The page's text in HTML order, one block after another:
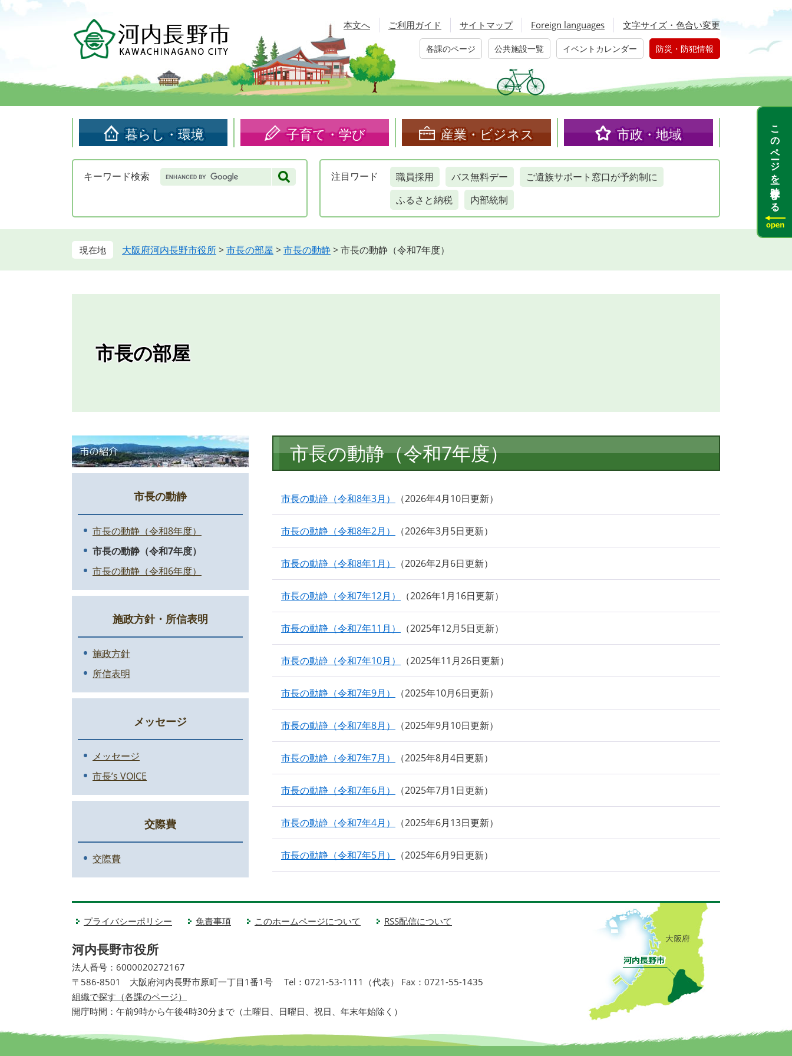
頭
す。
飛
し
本文へ ご利用ガイド サイトマップ Foreign languages 文字サイズ・色合い変更
各課のページ 公共施設一覧 イベントカレンダー 防災・防犯情報
暮らし・環境 子育て・学び 産業・ビジネス 市政・地域
キーワード検索 Google
カ
検
注目 ワード 職員採用 バス無料デー
ご遺族サポート窓口が予約制に
ふるさと納税
内部統制
大阪府河内長野市役所>市長の部屋 >市長の動静>市長の動静（令和7年度）
市長の部屋
文
市長の動静（令和7年度）
市長の動静（令和8年3月） 2026年4月10日更新
市長の動静（令和8年2月） 2026年3月5日更新
市長の動静（令和8年1月） 2026年2月6日更新
市長の動静（令和7年12月） 2026年1月16日更新
市長の動静（令和7年11月） 2025年12月5日更新
市長の動静（令和7年10月） 2025年11月26日更新
市長の動静（令和7年9月） 2025年10月6日更新
市長の動静（令和7年8月） 2025年9月10日更新
市長の動静（令和7年7月） 2025年8月4日更新
市長の動静（令和7年6月） 2025年7月1日更新
市長の動静（令和7年4月） 2025年6月13日更新
市長の動静（令和7年5月） 2025年6月9日更新
市長の動静
市長の動静（令和8年度）
市長の動静（令和7年度）
市長の動静（令和6年度）
施政方針・所信表明
施政方針
所信表明
メッセージ
メッセージ
市長’s VOICE
交際費
交際費
プライバシーポリシー 免責事項 このホームページについて RSS配信について
河内長野市役所
法人番号：6000020272167
〒586-8501 大阪府河内長野市原町一丁目1番1号
Tel：0721-53-1111（代表） Fax：0721-55-1435
組織で探す（各課のページ）
開庁時間：午前9時から午後4時30分まで（土曜日、日曜日、祝日、年末年始除く）
このページを一時保存する